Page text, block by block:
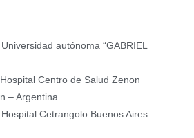
autónoma “GABRIEL
Centro de Salud Zenon
– Argentina
Cetrangolo Buenos Aires –